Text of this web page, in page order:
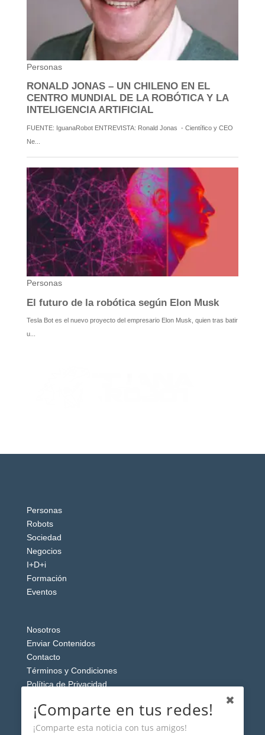
Personas
Robots
Sociedad
Negocios
I+D+i
Formación
Eventos
Nosotros
Enviar Contenidos
Contacto
Términos y Condiciones
Política de Privacidad
¡Comparte en tus redes!
¡Comparte esta noticia con tus amigos!